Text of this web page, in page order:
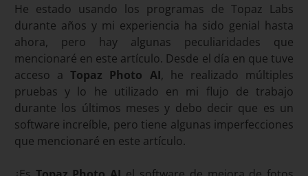
He estado usando los programas de Topaz Labs
durante años y mi experiencia ha sido genial hasta
ahora, pero hay algunas peculiaridades que
mencionaré en este artículo. Desde el día en que tuve
acceso aTopaz Photo AI, he realizado múltiples
pruebas y lo he utilizado en mi flujo de trabajo
durante los últimos meses y debo decir que es un
software increíble, pero tiene algunas imperfecciones
que mencionaré en este artículo.